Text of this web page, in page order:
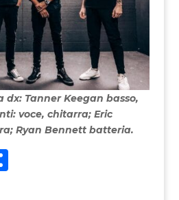
dx: Tanner Keegan basso,
voce, chitarra; Eric
Ryan Bennett batteria.
C